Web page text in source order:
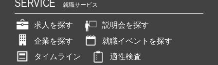
SERVICE 就職サービス
求人を探す
説明会を探す
企業を探す
就職イベントを探す
タイムライン
適性検査